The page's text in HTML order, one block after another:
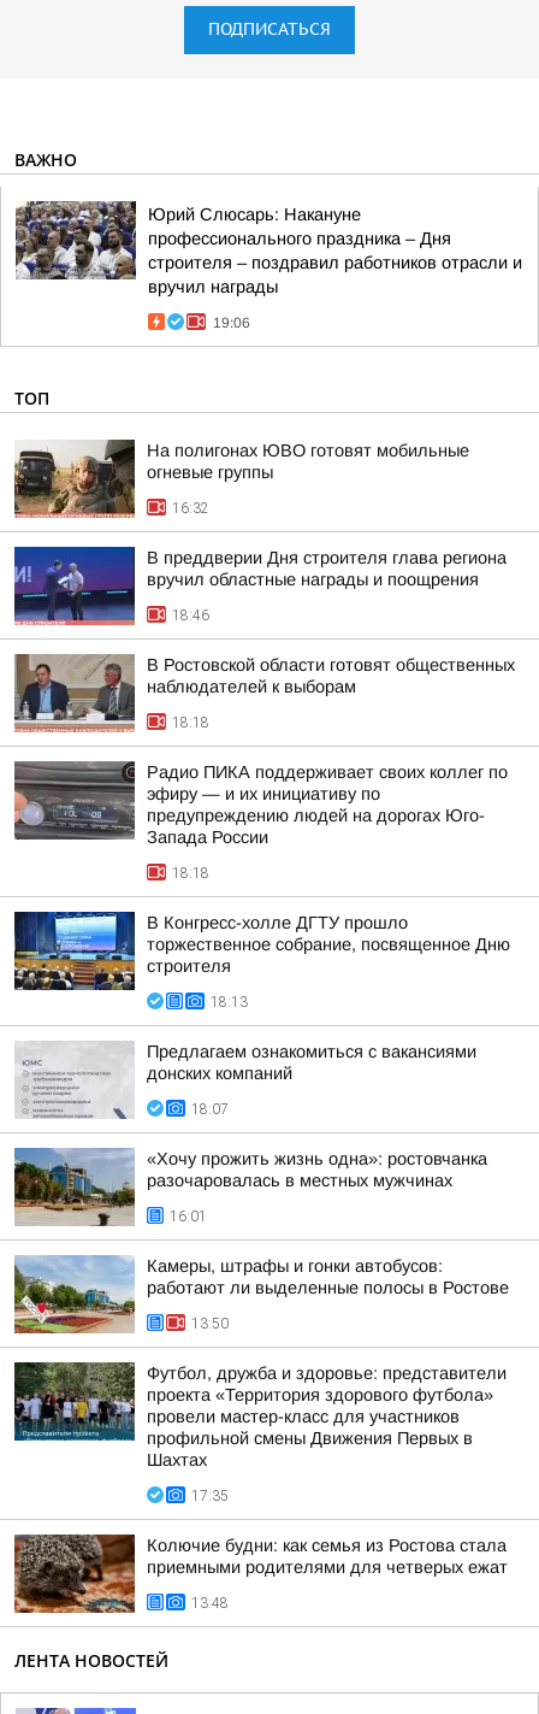
ПОДПИСАТЬСЯ
ВАЖНО
Юрий Слюсарь: Накануне
профессионального праздника – Дня
строителя – поздравил работников отрасли и
вручил награды
19:06
ТОП
На полигонах ЮВО готовят мобильные
огневые группы
16:32
В преддверии Дня строителя глава региона
вручил областные награды и поощрения
18:46
В Ростовской области готовят общественных
наблюдателей к выборам
18:18
Радио ПИКА поддерживает своих коллег по
эфиру — и их инициативу по
предупреждению людей на дорогах Юго-
Запада России
18:18
В Конгресс-холле ДГТУ прошло
торжественное собрание, посвященное Дню
строителя
18:13
Предлагаем ознакомиться с вакансиями
донских компаний
18:07
«Хочу прожить жизнь одна»: ростовчанка
разочаровалась в местных мужчинах
16:01
Камеры, штрафы и гонки автобусов:
работают ли выделенные полосы в Ростове
13:50
Футбол, дружба и здоровье: представители
проекта «Территория здорового футбола»
провели мастер-класс для участников
профильной смены Движения Первых в
Шахтах
17:35
Колючие будни: как семья из Ростова стала
приемными родителями для четверых ежат
13:48
ЛЕНТА НОВОСТЕЙ